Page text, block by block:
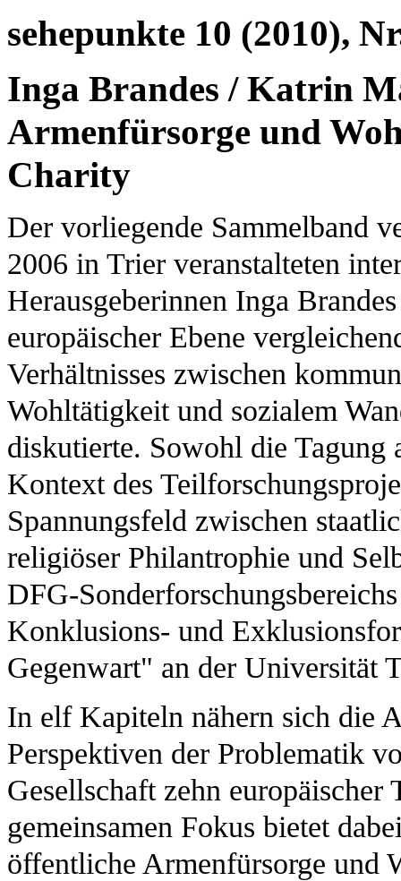
sehepunkte 10 (2010),
Inga Brandes / Katrin
Armenfürsorge und
Charity
Der vorliegende Sammelband
2006 in Trier veranstalteten
Herausgeberinnen Inga
europäischer Ebene
Verhältnisses zwischen
Wohltätigkeit und sozialem
diskutierte. Sowohl die Tagung
Kontext des
Spannungsfeld zwischen
religiöser Philantrophie und
DFG-
Konklusions- und
Gegenwart" an der Universität
In elf Kapiteln nähern sich die
Perspektiven der Problematik
Gesellschaft zehn
gemeinsamen Fokus bietet
öffentliche Armenfürsorge und